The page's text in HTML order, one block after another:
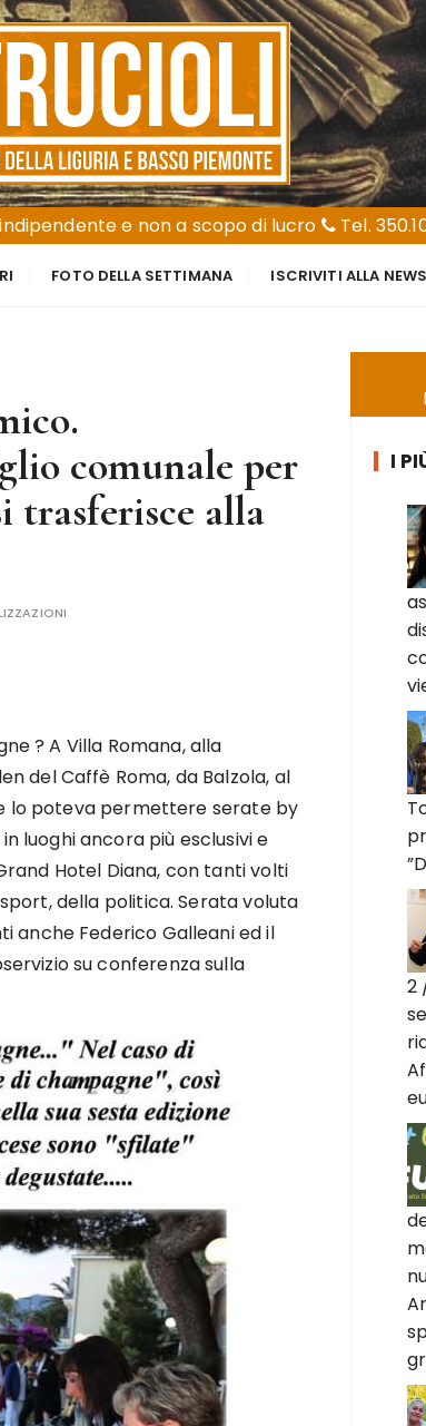
e non a scopo di lucro
Tel.
FOTO DELLA SETTIMANA ISCRIVITI ALLA
comunale per
trasferisce alla
? A Villa Romana, alla
del Caffè Roma, da Balzola, al
lo poteva permettere serate by
luoghi ancora più esclusivi e
Hotel Diana, con tanti volti
della politica. Serata voluta
anche Federico Galleani ed il
su conferenza sulla
I
2